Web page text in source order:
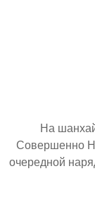
На
Совершенно
очередной